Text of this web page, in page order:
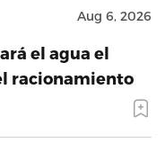
Aug 6, 2026
el agua el
racionamiento